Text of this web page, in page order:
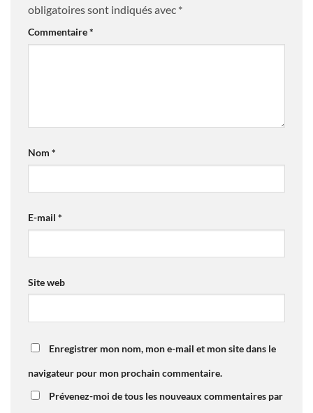
obligatoires sont indiqués avec *
Commentaire*
Nom *
E-mail *
Site web
Enregistrer mon nom, mon e-mail et mon site dans le
navigateur pour mon prochain commentaire.
Prévenez-moi de tous les nouveaux commentaires par